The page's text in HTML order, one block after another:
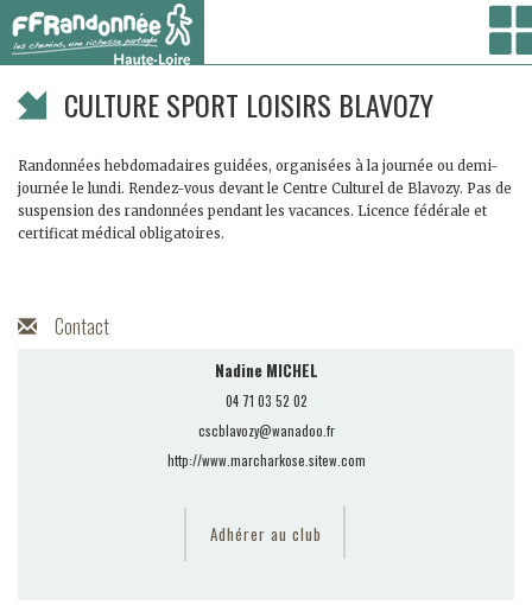
Vous êtes ici :Accueil/ Coté clubs /
BLAVOZY
CULTURE SPORT LOISIRS BLAVOZY
Randonnées hebdomadaires guidées, organisées à la journée ou demi-
journée le lundi. Rendez-vous devant le Centre Culturel de Blavozy. Pas de
suspension des randonnées pendant les vacances. Licence fédérale et
certificat médical obligatoires.
Contact
Nadine MICHEL
04 71 03 52 02
cscblavozy@wanadoo.fr
http://www.marcharkose.sitew.com
Adhérer au club